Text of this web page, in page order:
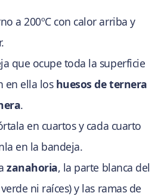
a 200ºC con calor arriba y
que ocupe toda la superficie
en ella los huesos de ternera
.
en cuartos y cada cuarto
en la bandeja.
zanahoria, la parte blanca del
ni raíces) y las ramas de